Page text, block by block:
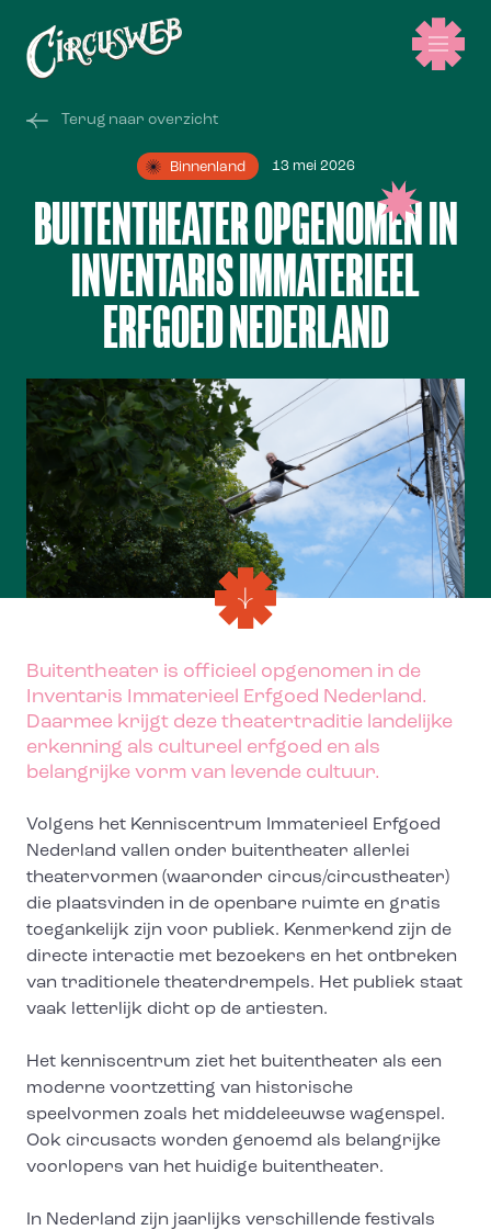
Terug naar overzicht
Binnenland 13 mei 2026
BUITENTHEATER OPGENOMEN IN
INVENTARIS IMMATERIEEL
ERFGOED NEDERLAND
Buitentheater is officieel opgenomen in de
Inventaris Immaterieel Erfgoed Nederland.
Daarmee krijgt deze theatertraditie landelijke
erkenning als cultureel erfgoed en als
belangrijke vorm van levende cultuur.
Volgens het Kenniscentrum Immaterieel Erfgoed
Nederland vallen onder buitentheater allerlei
theatervormen (waaronder circus/circustheater)
die plaatsvinden in de openbare ruimte en gratis
toegankelijk zijn voor publiek. Kenmerkend zijn de
directe interactie met bezoekers en het ontbreken
van traditionele theaterdrempels. Het publiek staat
vaak letterlijk dicht op de artiesten.
Het kenniscentrum ziet het buitentheater als een
moderne voortzetting van historische
speelvormen zoals het middeleeuwse wagenspel.
Ook circusacts worden genoemd als belangrijke
voorlopers van het huidige buitentheater.
In Nederland zijn jaarlijks verschillende festivals